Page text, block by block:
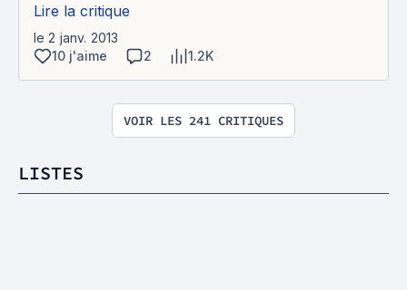
Lire la critique
le 2 janv. 2013
10 j'aime
2 1.2K
VOIR LES 241 CRITIQUES
LISTES